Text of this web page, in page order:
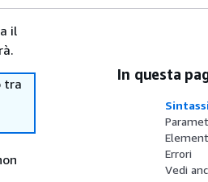
il
tra
In questa
Errori
Vedi